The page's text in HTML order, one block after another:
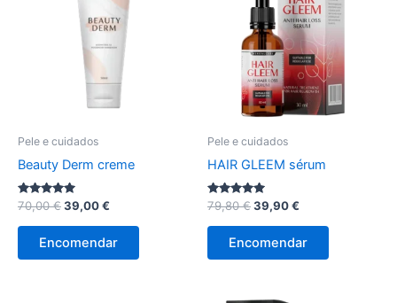
Pele e cuidados
Beauty Derm creme
Avaliação
5.00
de 5
70,00€O
original
era:
39,00€
é:
Encomendar
Pele e cuidados
HAIR GLEEM sérum
Avaliação
4.83
de 5
79,80€O
original
era:
39,90€
é:
Encomendar